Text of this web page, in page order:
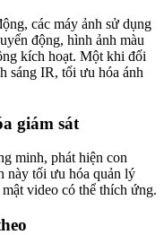
các máy ảnh sử dụng
động, hình ảnh màu
kích hoạt. Một khi đối
sáng IR, tối ưu hóa ánh
giám sát
minh, phát hiện con
này tối ưu hóa quản lý
video có thể thích ứng.